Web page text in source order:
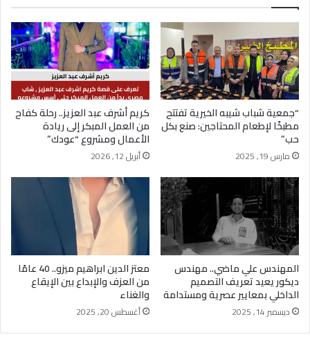
“جمعية شباب شيبه الخيرية تفتتح
مطبخًا لإطعام المحتاجين: صنع بكل
حب”
مارس 19, 2025
كريم أشرف عبد العزيز.. رحلة كفاح
من العمل المبكر إلى ريادة
الأعمال ومشروع “عودك”
أبريل 12, 2026
المهندس علي ماضي.. مهندس
ديكور يعيد تعريف التصميم
الداخلي بمعايير عصرية ومستدامة
ديسمبر 14, 2025
معتز الدين ابراهيم ميزو.. 40 عامًا
من العزف والإبداع بين الإيقاع
والغناء
أغسطس 20, 2025